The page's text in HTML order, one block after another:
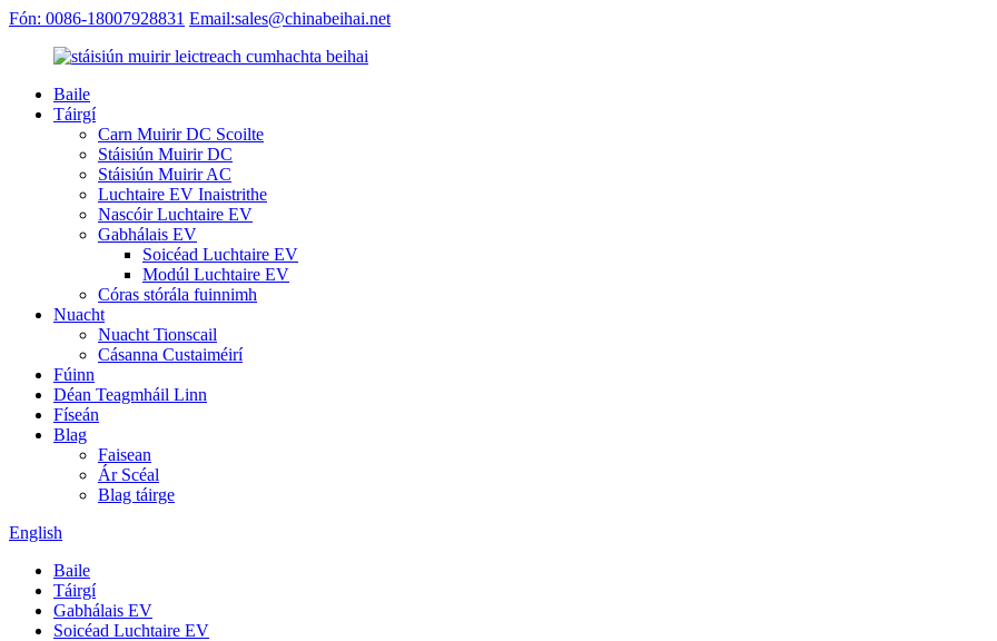
Fón: 0086-18007928831 Email:sales@chinabeihai.net
Baile
Táirgí
Carn Muirir DC Scoilte
Stáisiún Muirir DC
Stáisiún Muirir AC
Luchtaire EV Inaistrithe
Nascóir Luchtaire EV
Gabhálais EV
Soicéad Luchtaire EV
Modúl Luchtaire EV
Córas stórála fuinnimh
Nuacht
Nuacht Tionscail
Cásanna Custaiméirí
Fúinn
Déan Teagmháil Linn
Físeán
Blag
Faisean
Ár Scéal
Blag táirge
English
Baile
Táirgí
Gabhálais EV
Soicéad Luchtaire EV